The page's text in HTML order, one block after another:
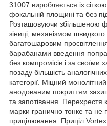
31007 виробляється із
фокальній площині та без
Розташовуючи збільшеною
зіниці, механізмом
багатошаровим
барабанами введення
без компромісів і за
позаду більшість
категорії. Міцний
анодованим покриттям
та запотівання. Перехрестя
марки гранично тонке та не
прицілювання. Приціл